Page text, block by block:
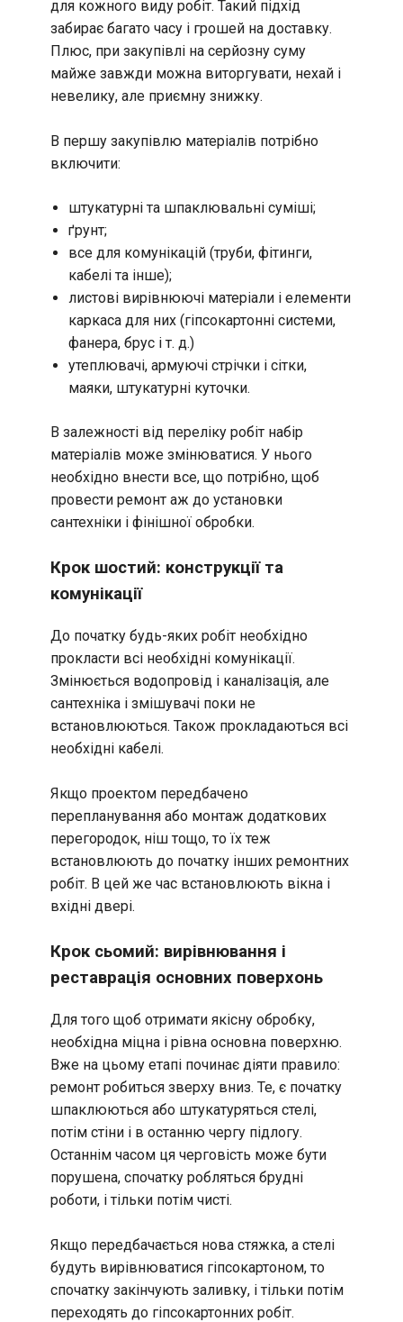
для кожного виду робіт. Такий підхід
забирає багато часу і грошей на доставку.
Плюс, при закупівлі на серйозну суму
майже завжди можна виторгувати, нехай і
невелику, але приємну знижку.
В першу закупівлю матеріалів потрібно
включити:
штукатурні та шпаклювальні суміші;
ґрунт;
все для комунікацій (труби, фітинги,
кабелі та інше);
листові вирівнюючі матеріали і елементи
каркаса для них (гіпсокартонні системи,
фанера, брус і т. д.)
утеплювачі, армуючі стрічки і сітки,
маяки, штукатурні куточки.
В залежності від переліку робіт набір
матеріалів може змінюватися. У нього
необхідно внести все, що потрібно, щоб
провести ремонт аж до установки
сантехніки і фінішної обробки.
Крок шостий: конструкції та
комунікації
До початку будь-яких робіт необхідно
прокласти всі необхідні комунікації.
Змінюється водопровід і каналізація, але
сантехніка і змішувачі поки не
встановлюються. Також прокладаються всі
необхідні кабелі.
Якщо проектом передбачено
перепланування або монтаж додаткових
перегородок, ніш тощо, то їх теж
встановлюють до початку інших ремонтних
робіт. В цей же час встановлюють вікна і
вхідні двері.
Крок сьомий: вирівнювання і
реставрація основних поверхонь
Для того щоб отримати якісну обробку,
необхідна міцна і рівна основна поверхню.
Вже на цьому етапі починає діяти правило:
ремонт робиться зверху вниз. Те, є початку
шпаклюються або штукатуряться стелі,
потім стіни і в останню чергу підлогу.
Останнім часом ця черговість може бути
порушена, спочатку робляться брудні
роботи, і тільки потім чисті.
Якщо передбачається нова стяжка, а стелі
будуть вирівнюватися гіпсокартоном, то
спочатку закінчують заливку, і тільки потім
переходять до гіпсокартонних робіт.